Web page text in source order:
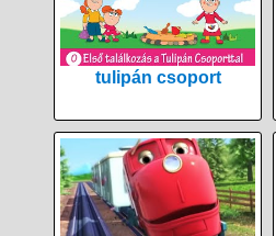
tulipán csoport